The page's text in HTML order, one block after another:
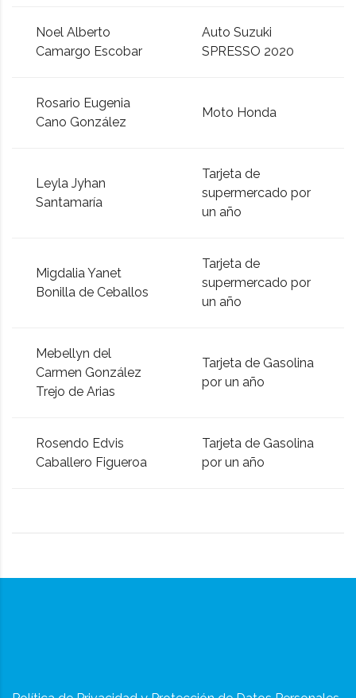
Noel Alberto
Camargo Escobar
Auto Suzuki
SPRESSO 2020
Rosario Eugenia
Cano González
Moto Honda
Leyla Jyhan
Santamaría
Tarjeta de
supermercado por
un año
Migdalia Yanet
Bonilla de Ceballos
Tarjeta de
supermercado por
un año
Mebellyn del
Carmen González
Trejo de Arias
Tarjeta de Gasolina
por un año
Rosendo Edvis
Caballero Figueroa
Tarjeta de Gasolina
por un año